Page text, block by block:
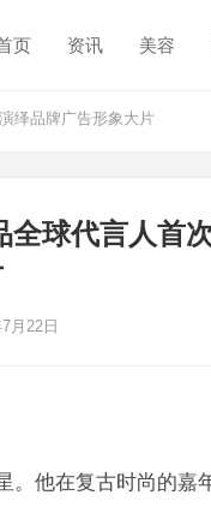
页 资讯 美容
绎品牌广告形象大片
球代言人首
月22日
他在复古时尚的嘉